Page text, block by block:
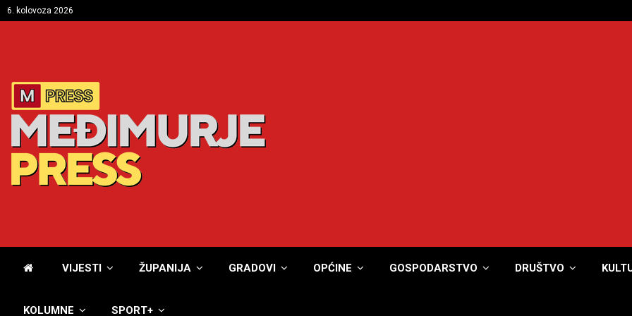
6. kolovoza 2026
VIJESTI ŽUPANIJA GRADOVI OPĆINE GOSPODARSTVO DRUŠTVO
KOLUMNE SPORT+